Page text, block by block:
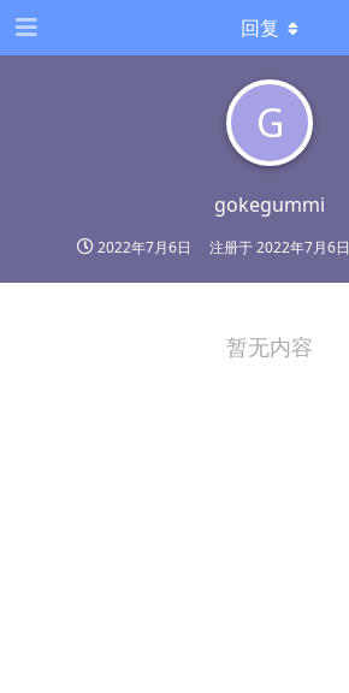
G
gokegummi
2022年7月6日 注册于2022年7月6日
回复
暂无内容